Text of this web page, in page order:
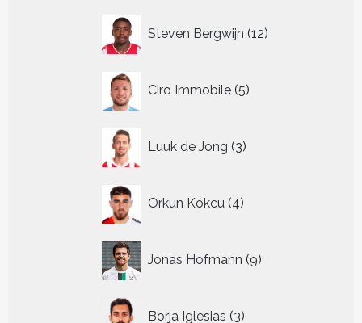
Steven Bergwijn 12
producten
Ciro Immobile 5
producten
Luuk de Jong 3
producten
Orkun Kokcu 4
producten
Jonas Hofmann 9
producten
Borja Iglesias 3